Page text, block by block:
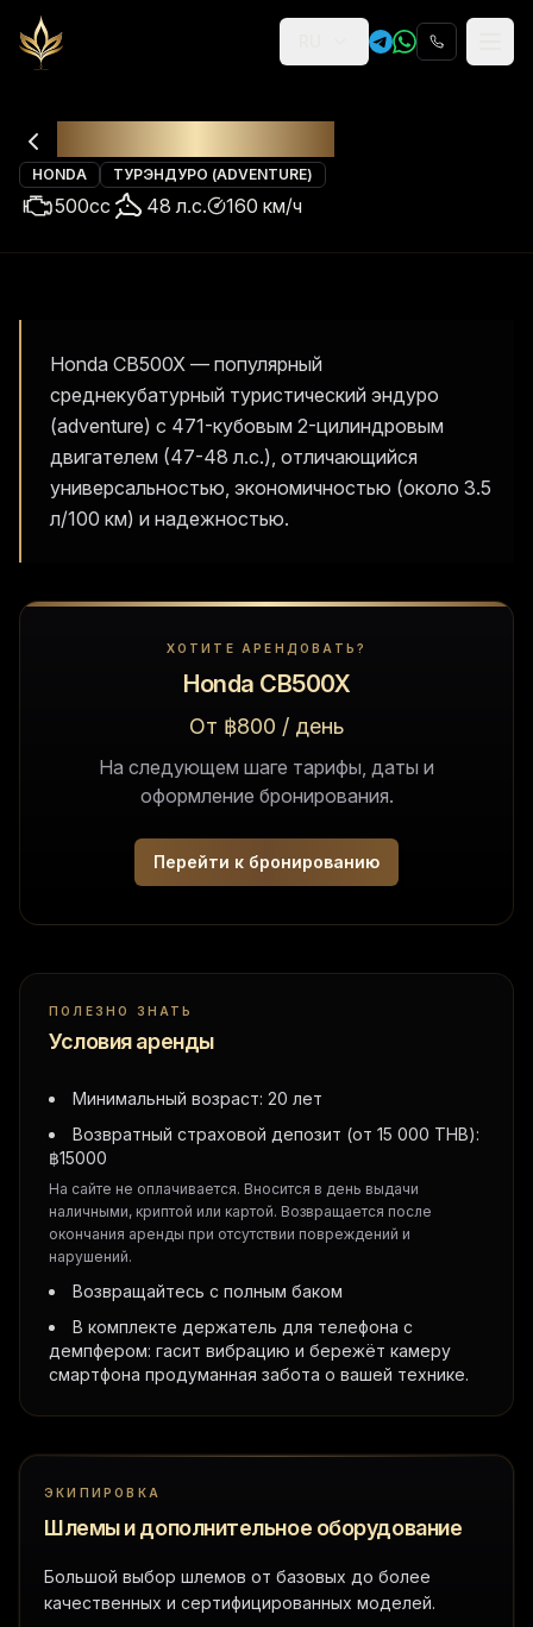
Religion
HONDA ТУРЭНДУРО (ADVENTURE)
500cc 48 л.с. 160 км/ч
Honda CB500X — популярный
среднекубатурный туристический эндуро
(adventure) с 471-кубовым 2-цилиндровым
двигателем (47-48 л.с.), отличающийся
универсальностью, экономичностью (около 3.5
л/100 км) и надежностью.
ХОТИТЕ АРЕНДОВАТЬ?
Honda CB500X
От ฿800 / день
На следующем шаге тарифы, даты и
оформление бронирования.
Перейти к бронированию
ПОЛЕЗНО ЗНАТЬ
Условия аренды
Минимальный возраст: 20 лет
Возвратный страховой депозит (от 15 000 THB):
฿15000
На сайте не оплачивается. Вносится в день выдачи
наличными, криптой или картой. Возвращается после
окончания аренды при отсутствии повреждений и
нарушений.
Возвращайтесь с полным баком
В комплекте держатель для телефона с
демпфером: гасит вибрацию и бережёт камеру
смартфона продуманная забота о вашей технике.
ЭКИПИРОВКА
Шлемы и дополнительное оборудование
Большой выбор шлемов от базовых до более
качественных и сертифицированных моделей.